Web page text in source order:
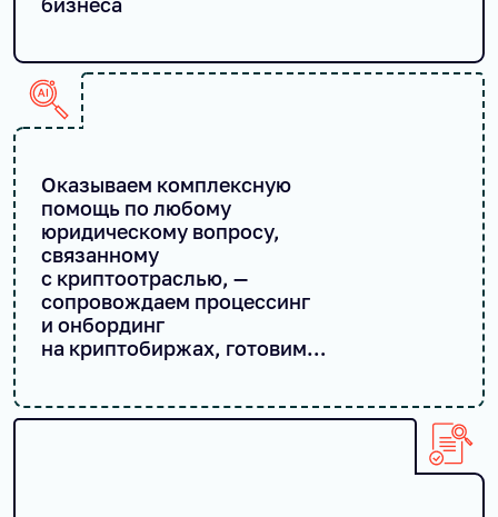
Оказываем комплексную
помощь по любому
юридическому вопросу,
связанному
с криптоотраслью, —
сопровождаем процессинг
и онбординг
на криптобиржах, готовим